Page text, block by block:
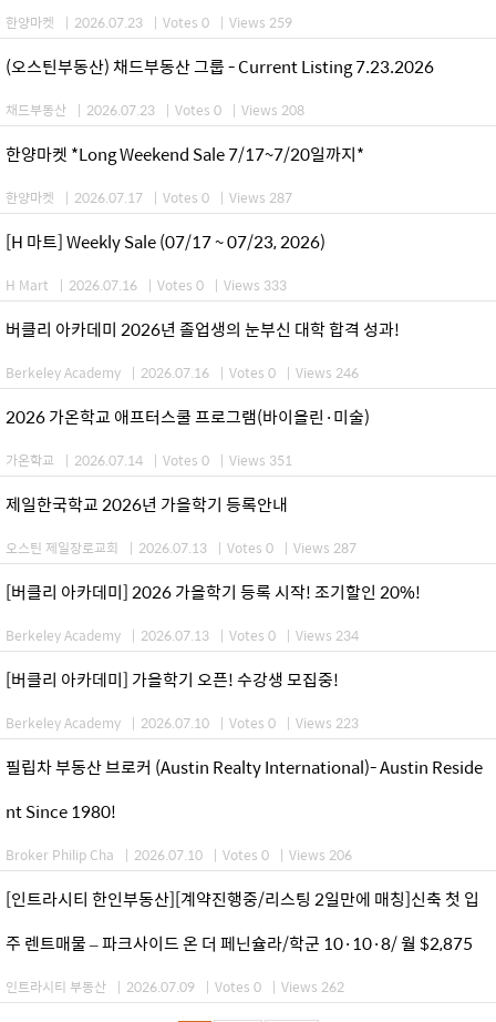
한양마켓 | 2026.07.23 | Votes 0 | Views 259
(오스틴부동산) 채드부동산 그룹 - Current Listing 7.23.2026
채드부동산 | 2026.07.23 | Votes 0 | Views 208
한양마켓 *Long Weekend Sale 7/17~7/20일까지*
한양마켓 | 2026.07.17 | Votes 0 | Views 287
[H 마트] Weekly Sale (07/17 ~ 07/23, 2026)
H Mart | 2026.07.16 | Votes 0 | Views 333
버클리 아카데미 2026년 졸업생의 눈부신 대학 합격 성과!
Berkeley Academy | 2026.07.16 | Votes 0 | Views 246
2026 가온학교 애프터스쿨 프로그램(바이올린·미술)
가온학교 | 2026.07.14 | Votes 0 | Views 351
제일한국학교 2026년 가을학기 등록안내
오스틴 제일장로교회 | 2026.07.13 | Votes 0 | Views 287
[버클리 아카데미] 2026 가을학기 등록 시작! 조기할인 20%!
Berkeley Academy | 2026.07.13 | Votes 0 | Views 234
[버클리 아카데미] 가을학기 오픈! 수강생 모집중!
Berkeley Academy | 2026.07.10 | Votes 0 | Views 223
필립차 부동산 브로커 (Austin Realty International)- Austin Reside
nt Since 1980!
Broker Philip Cha | 2026.07.10 | Votes 0 | Views 206
[인트라시티 한인부동산][계약진행중/리스팅 2일만에 매칭]신축 첫 입
주 렌트매물 – 파크사이드 온 더 페닌슐라/학군 10·10·8/ 월 $2,875
인트라시티 부동산 | 2026.07.09 | Votes 0 | Views 262